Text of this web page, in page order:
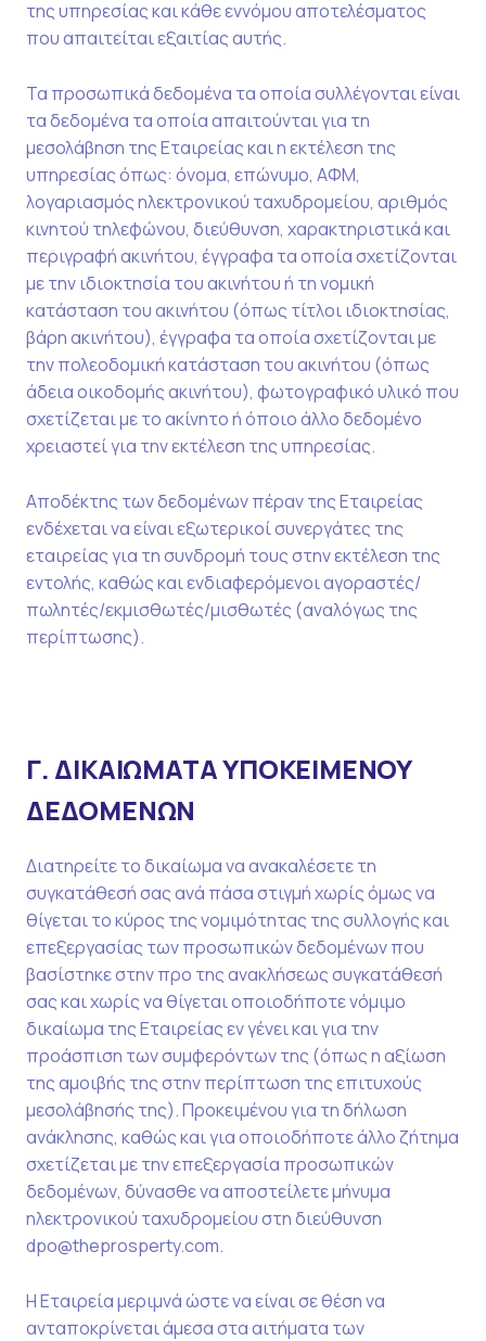
της υπηρεσίας και κάθε εννόμου αποτελέσματος
που απαιτείται εξαιτίας αυτής.
Τα προσωπικά δεδομένα τα οποία συλλέγονται είναι
τα δεδομένα τα οποία απαιτούνται για τη
μεσολάβηση της Εταιρείας και η εκτέλεση της
υπηρεσίας όπως: όνομα, επώνυμο, ΑΦΜ,
λογαριασμός ηλεκτρονικού ταχυδρομείου, αριθμός
κινητού τηλεφώνου, διεύθυνση, χαρακτηριστικά και
περιγραφή ακινήτου, έγγραφα τα οποία σχετίζονται
με την ιδιοκτησία του ακινήτου ή τη νομική
κατάσταση του ακινήτου (όπως τίτλοι ιδιοκτησίας,
βάρη ακινήτου), έγγραφα τα οποία σχετίζονται με
την πολεοδομική κατάσταση του ακινήτου (όπως
άδεια οικοδομής ακινήτου), φωτογραφικό υλικό που
σχετίζεται με το ακίνητο ή όποιο άλλο δεδομένο
χρειαστεί για την εκτέλεση της υπηρεσίας.
Αποδέκτης των δεδομένων πέραν της Εταιρείας
ενδέχεται να είναι εξωτερικοί συνεργάτες της
εταιρείας για τη συνδρομή τους στην εκτέλεση της
εντολής, καθώς και ενδιαφερόμενοι αγοραστές/
πωλητές/εκμισθωτές/μισθωτές (αναλόγως της
περίπτωσης).
Γ. ΔΙΚΑΙΩΜΑΤΑ ΥΠΟΚΕΙΜΕΝΟΥ
ΔΕΔΟΜΕΝΩΝ
Διατηρείτε το δικαίωμα να ανακαλέσετε τη
συγκατάθεσή σας ανά πάσα στιγμή χωρίς όμως να
θίγεται το κύρος της νομιμότητας της συλλογής και
επεξεργασίας των προσωπικών δεδομένων που
βασίστηκε στην προ της ανακλήσεως συγκατάθεσή
σας και χωρίς να θίγεται οποιοδήποτε νόμιμο
δικαίωμα της Εταιρείας εν γένει και για την
προάσπιση των συμφερόντων της (όπως η αξίωση
της αμοιβής της στην περίπτωση της επιτυχούς
μεσολάβησής της). Προκειμένου για τη δήλωση
ανάκλησης, καθώς και για οποιοδήποτε άλλο ζήτημα
σχετίζεται με την επεξεργασία προσωπικών
δεδομένων, δύνασθε να αποστείλετε μήνυμα
ηλεκτρονικού ταχυδρομείου στη διεύθυνση
dpo@theprosperty.com.
Η Εταιρεία μεριμνά ώστε να είναι σε θέση να
ανταποκρίνεται άμεσα στα αιτήματα των